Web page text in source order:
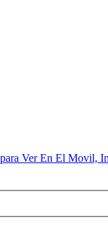
Ver En El Movil,